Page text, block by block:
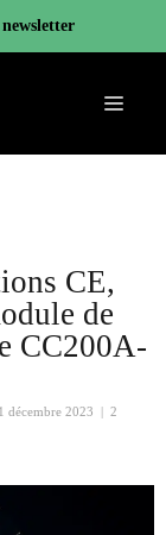
Menu
CE,
de
CC200A-
décembre 2023
2